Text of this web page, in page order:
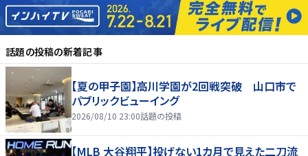
話題の投稿の新着記事
【夏の甲子園】高川学園が2回戦突破 山口市で
パブリックビューイング
2026/08/10 23:00話題の投稿
【MLB 大谷翔平】投げない1カ月で見えた二刀流